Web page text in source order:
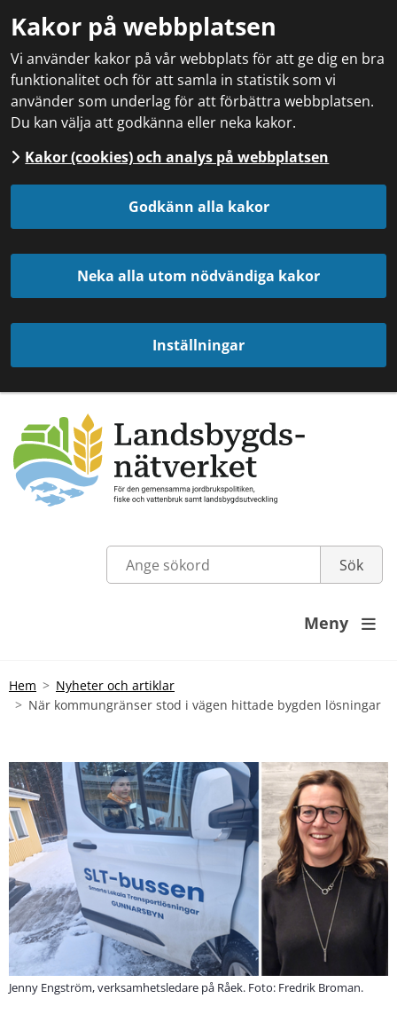
Kakor på webbplatsen
Vi använder kakor på vår webbplats för att ge dig en bra
funktionalitet och för att samla in statistik som vi
använder som underlag för att förbättra webbplatsen.
Du kan välja att godkänna eller neka kakor.
Kakor (cookies) och analys på webbplatsen
Godkänn alla kakor
Neka alla utom nödvändiga kakor
Inställningar
Meny 
Hem
Nyheter och artiklar
När kommungränser stod i vägen hittade bygden lösningar
Jenny Engström, verksamhetsledare på Råek. Foto: Fredrik Broman.